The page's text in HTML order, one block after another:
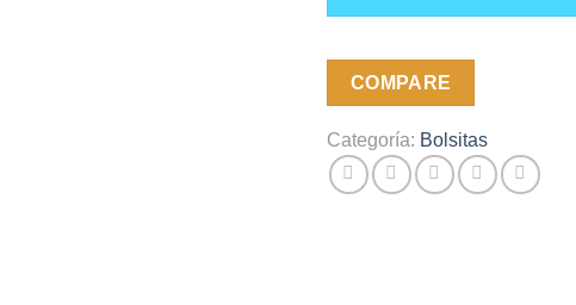
COMPARE
Categoría: Bolsitas